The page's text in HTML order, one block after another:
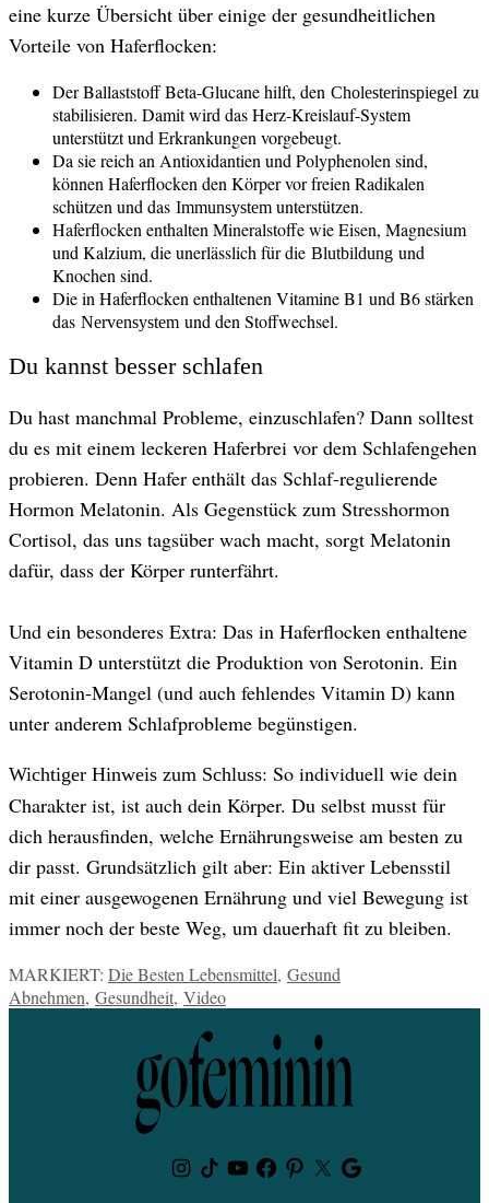
eine kurze Übersicht über einige der gesundheitlichen
Vorteile von Haferflocken:
Der Ballaststoff Beta-Glucane hilft, den Cholesterinspiegel zu
stabilisieren. Damit wird das Herz-Kreislauf-System
unterstützt und Erkrankungen vorgebeugt.
Da sie reich an Antioxidantien und Polyphenolen sind,
können Haferflocken den Körper vor freien Radikalen
schützen und das Immunsystem unterstützen.
Haferflocken enthalten Mineralstoffe wie Eisen, Magnesium
und Kalzium, die unerlässlich für die Blutbildung und
Knochen sind.
Die in Haferflocken enthaltenen Vitamine B1 und B6 stärken
das Nervensystem und den Stoffwechsel.
Du kannst besser schlafen
Du hast manchmal Probleme, einzuschlafen? Dann solltest
du es mit einem leckeren Haferbrei vor dem Schlafengehen
probieren. Denn Hafer enthält das Schlaf-regulierende
Hormon Melatonin. Als Gegenstück zum Stresshormon
Cortisol, das uns tagsüber wach macht, sorgt Melatonin
dafür, dass der Körper runterfährt.
Und ein besonderes Extra: Das in Haferflocken enthaltene
Vitamin D unterstützt die Produktion von Serotonin. Ein
Serotonin-Mangel (und auch fehlendes Vitamin D) kann
unter anderem Schlafprobleme begünstigen.
Wichtiger Hinweis zum Schluss: So individuell wie dein
Charakter ist, ist auch dein Körper. Du selbst musst für
dich herausfinden, welche Ernährungsweise am besten zu
dir passt. Grundsätzlich gilt aber: Ein aktiver Lebensstil
mit einer ausgewogenen Ernährung und viel Bewegung ist
immer noch der beste Weg, um dauerhaft fit zu bleiben.
MARKIERT: Die Besten Lebensmittel, Gesund
Abnehmen, Gesundheit, Video
Instagram
TikTokYoutubeFacebook
PinterestTwitterGoogle